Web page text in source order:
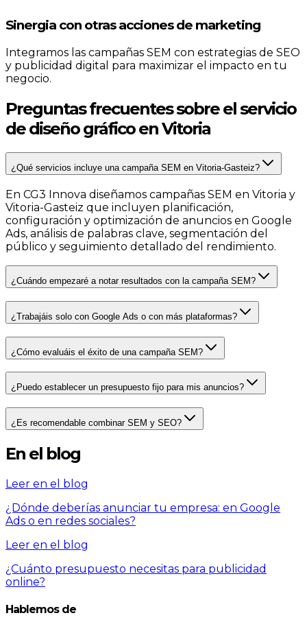
Sinergia con otras acciones de marketing
Integramos las campañas SEM con estrategias de SEO
y publicidad digital para maximizar el impacto en tu
negocio.
Preguntas frecuentes sobre el servicio
de diseño gráfico en Vitoria
¿Qué servicios incluye una campaña SEM en Vitoria-Gasteiz?
En CG3 Innova diseñamos campañas SEM en Vitoria y
Vitoria-Gasteiz que incluyen planificación,
configuración y optimización de anuncios en Google
Ads, análisis de palabras clave, segmentación del
público y seguimiento detallado del rendimiento.
¿Cuándo empezaré a notar resultados con la campaña SEM?
¿Trabajáis solo con Google Ads o con más plataformas?
¿Cómo evaluáis el éxito de una campaña SEM?
¿Puedo establecer un presupuesto fijo para mis anuncios?
¿Es recomendable combinar SEM y SEO?
En el blog
Leer en el blog
¿Dónde deberías anunciar tu empresa: en Google
Ads o en redes sociales?
Leer en el blog
¿Cuánto presupuesto necesitas para publicidad
online?
Hablemos de